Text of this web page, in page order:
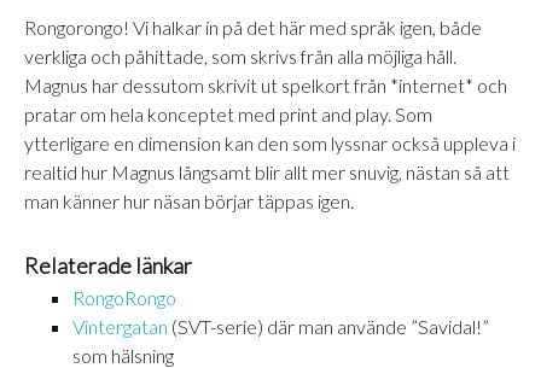
FLÖDE
LÄNK
BÄDDA IN
Rongorongo! Vi halkar in på det här med språk igen, både
verkliga och påhittade, som skrivs från alla möjliga håll.
Magnus har dessutom skrivit ut spelkort från *internet* och
pratar om hela konceptet med print and play. Som
ytterligare en dimension kan den som lyssnar också uppleva i
realtid hur Magnus långsamt blir allt mer snuvig, nästan så att
man känner hur näsan börjar täppas igen.
Relaterade länkar
RongoRongo
Vintergatan (SVT-serie) där man använde ”Savidal!”
som hälsning